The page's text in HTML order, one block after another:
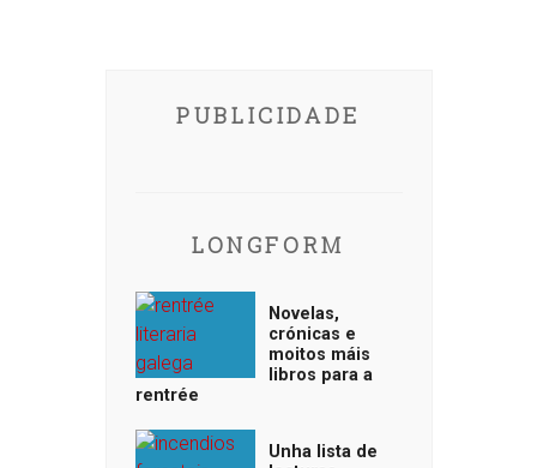
PUBLICIDADE
LONGFORM
Novelas,
crónicas e
moitos máis
libros para a
rentrée
Unha lista de